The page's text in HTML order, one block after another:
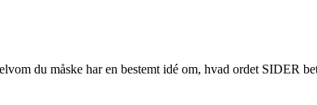
du måske har en bestemt idé om, hvad ordet SIDER